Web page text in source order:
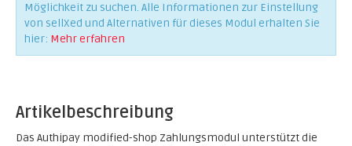
Möglichkeit zu suchen. Alle Informationen zur Einstellung
von sellXed und Alternativen für dieses Modul erhalten Sie
hier: Mehr erfahren
Artikelbeschreibung
Das Authipay modified-shop Zahlungsmodul unterstützt die